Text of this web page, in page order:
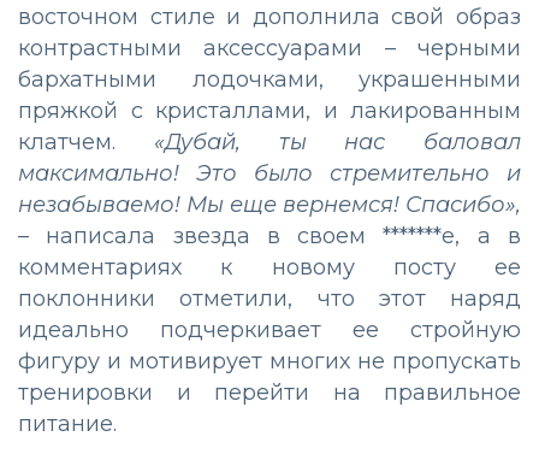
восточном стиле и дополнила свой образ
контрастными аксессуарами – черными
бархатными лодочками, украшенными
пряжкой с кристаллами, и лакированным
клатчем. «Дубай, ты нас баловал
максимально! Это было стремительно и
незабываемо! Мы еще вернемся! Спасибо»,
– написала звезда в своем *******е, а в
комментариях к новому посту ее
поклонники отметили, что этот наряд
идеально подчеркивает ее стройную
фигуру и мотивирует многих не пропускать
тренировки и перейти на правильное
питание.